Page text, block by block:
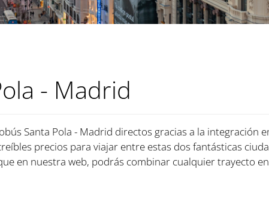
- Madrid
Santa Pola - Madrid directos gracias a la integración
precios para viajar entre estas dos fantásticas
en nuestra web, podrás combinar cualquier trayecto